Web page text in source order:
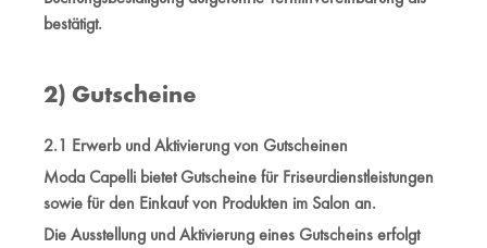
bestätigt.
2) Gutscheine
2.1 Erwerb und Aktivierung von Gutscheinen
Moda Capelli bietet Gutscheine für Friseurdienstleistungen
sowie für den Einkauf von Produkten im Salon an.
Die Ausstellung und Aktivierung eines Gutscheins erfolgt